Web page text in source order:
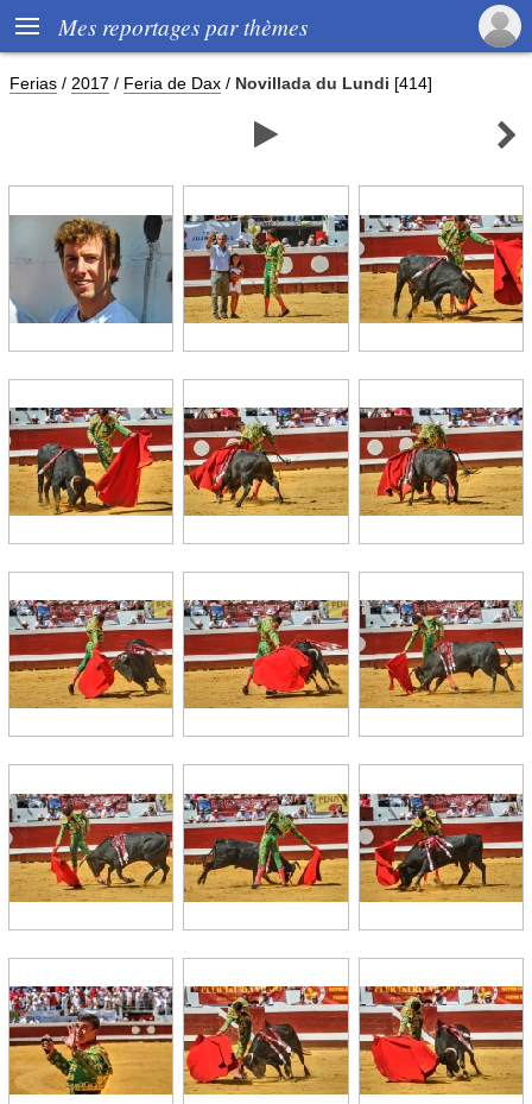
 Mes reportages par thèmes
Ferias / 2017 / Feria de Dax / Novillada du Lundi [414]
 